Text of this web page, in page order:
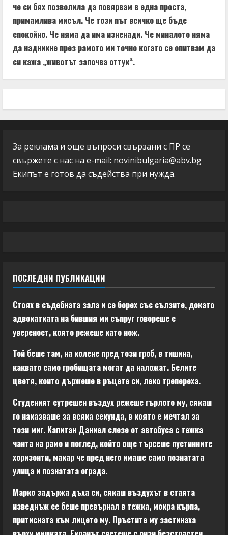
че си бях позволила да повярвам в една проста,
примамлива мисъл. Че този път всичко ще бъде
спокойно. Че няма да има изненади. Че миналото няма
да надникне през рамото ми точно когато се опитвам да
си кажа „животът започва оттук“.
За реклама и още въпроси свързани с ПР се
свържете с нас на e-mail: novinibulgaria@abv.bg
Екипът е готов да съдейства при нужда.
ПОСЛЕДНИ ПУБЛИКАЦИИ
Стоях в съдебната зала и се борех със сълзите, докато
адвокатката на бившия ми съпруг говореше с
увереност, която режеше като нож.
Той беше там, на колене пред този гроб, в тишина,
каквато само гробищата могат да наложат. Белите
цветя, които държеше в ръцете си, леко трепереха.
Студеният сутрешен въздух режеше гърлото му, сякаш
го наказваше за всяка секунда, в която е мечтал за
този миг. Капитан Даниел слезе от автобуса с тежка
чанта на рамо и поглед, който още търсеше пустинните
хоризонти, макар че пред него имаше само познатата
улица и познатата ограда.
Марко задържа дъха си, сякаш въздухът в стаята
изведнъж се беше превърнал в тежка, мокра кърпа,
притисната към лицето му. Пръстите му застинаха